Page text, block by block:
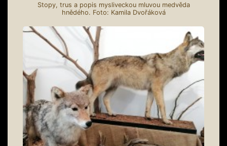
Stopy, trus a popis mysliveckou mluvou medvěda
hnědého. Foto: Kamila Dvořáková